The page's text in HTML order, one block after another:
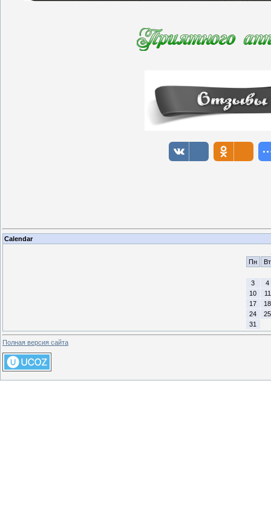
Calendar
Пн
Вт
3
4
10
11
17
18
24
25
31
Полная версия сайта